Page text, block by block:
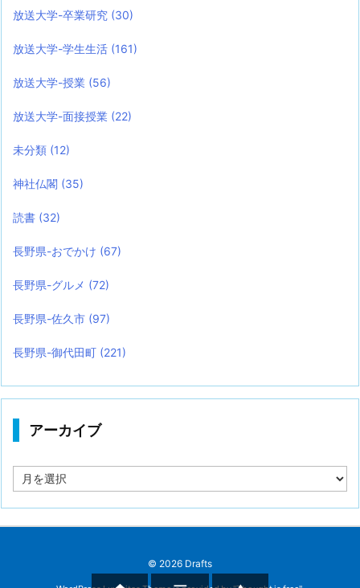
放送大学-卒業研究 (30)
放送大学-学生生活 (161)
放送大学-授業 (56)
放送大学-面接授業 (22)
未分類 (12)
神社仏閣 (35)
読書 (32)
長野県-おでかけ (67)
長野県-グルメ (72)
長野県-佐久市 (97)
長野県-御代田町 (221)
アーカイブ
ー
© 2026 Drafts